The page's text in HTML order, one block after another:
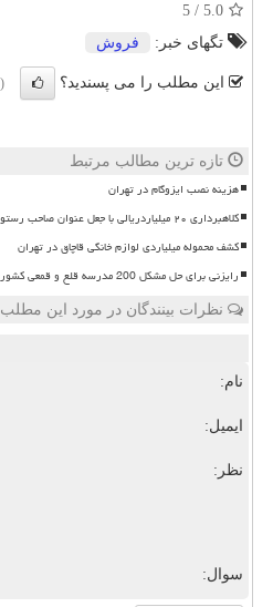
5.0
/
5
تگهای خبر:
فروش
این مطلب را می پسندید؟ (1)
تازه ترین مطالب مرتبط
هزینه نصب ایزوگام در تهران
کلاهبرداری ۲۰ میلیاردریالی با جعل عنوان صاحب رستوران معروف
کشف محموله میلیاردی لوازم خانگی قاچاق در تهران
رایزنی برای حل مشکل 200 مدرسه قلع و قمعی کشور
نظرات بینندگان در مورد این مطلب
نام:
ایمیل:
نظر:
سوال: